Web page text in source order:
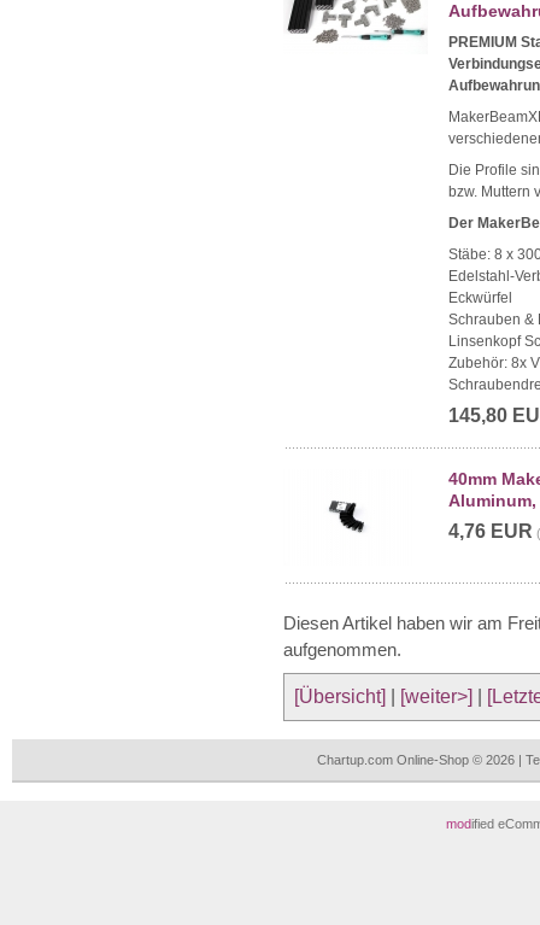
PREMIUM
Die Profile
bzw. Muttern
Der
Stäbe: 8 x
Edelstahl-
Eckwürfel
Schrauben &
Linsenkopf
Zubehör: 8x
145,80
40mm
4,76 EUR
Diesen Artikel haben wir am
aufgenommen.
[Übersicht] [weiter>]
Chartup.com Online-Shop © 2026 |
modified